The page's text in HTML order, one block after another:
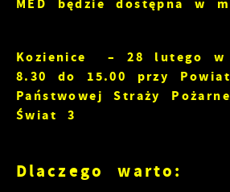
Kozienice – 28 lutego w
8.30 do 15.00 przy
Państwowej Straży
Świat 3
Dlaczego warto: